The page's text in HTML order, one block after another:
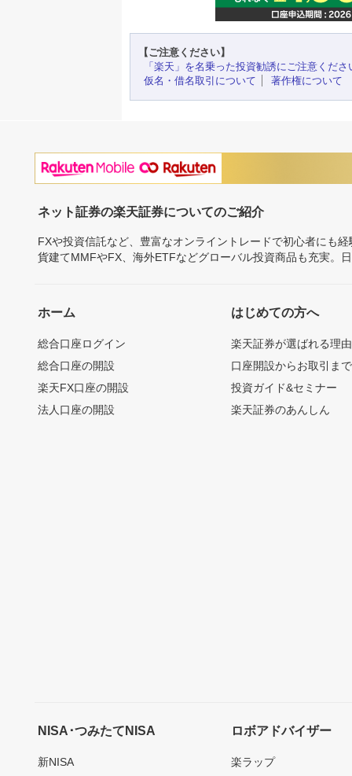
【ご注意ください】
「楽天」を名乗った投資勧誘にご注意くださ
仮名・借名取引について
著作権について
ネット証券の楽天証券についてのご紹介
FXや投資信託など、豊富なオンライントレードで初心者にも
貨建てMMFやFX、海外ETFなどグローバル投資商品も充実。
ホーム
総合口座ログイン
総合口座の開設
楽天FX口座の開設
法人口座の開設
はじめての方へ
楽天証券が選ばれる理由
口座開設からお取引ま
投資ガイド&セミナー
楽天証券のあんしん
NISA･つみたてNISA
新NISA
ロボアドバイザー
楽ラップ